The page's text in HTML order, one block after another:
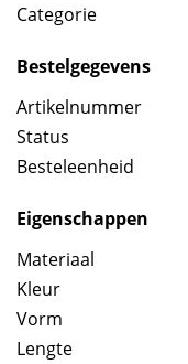
Categorie
Bestelgegevens
Artikelnummer
Status
Besteleenheid
Eigenschappen
Materiaal
Kleur
Vorm
Lengte